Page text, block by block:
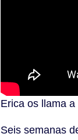
Erica os llama
Seis semanas